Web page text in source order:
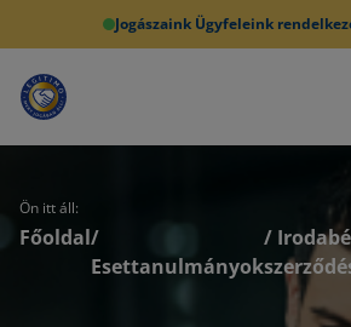
Jogászaink Ügyfeleink
Ön itt áll:
Főoldal/
Esettanulmányok
/